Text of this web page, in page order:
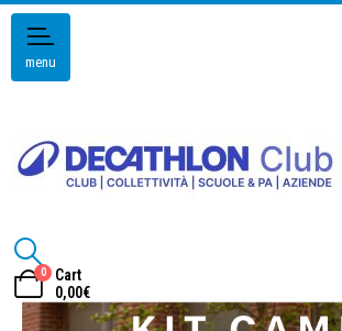
menu
0
Cart
0,00€